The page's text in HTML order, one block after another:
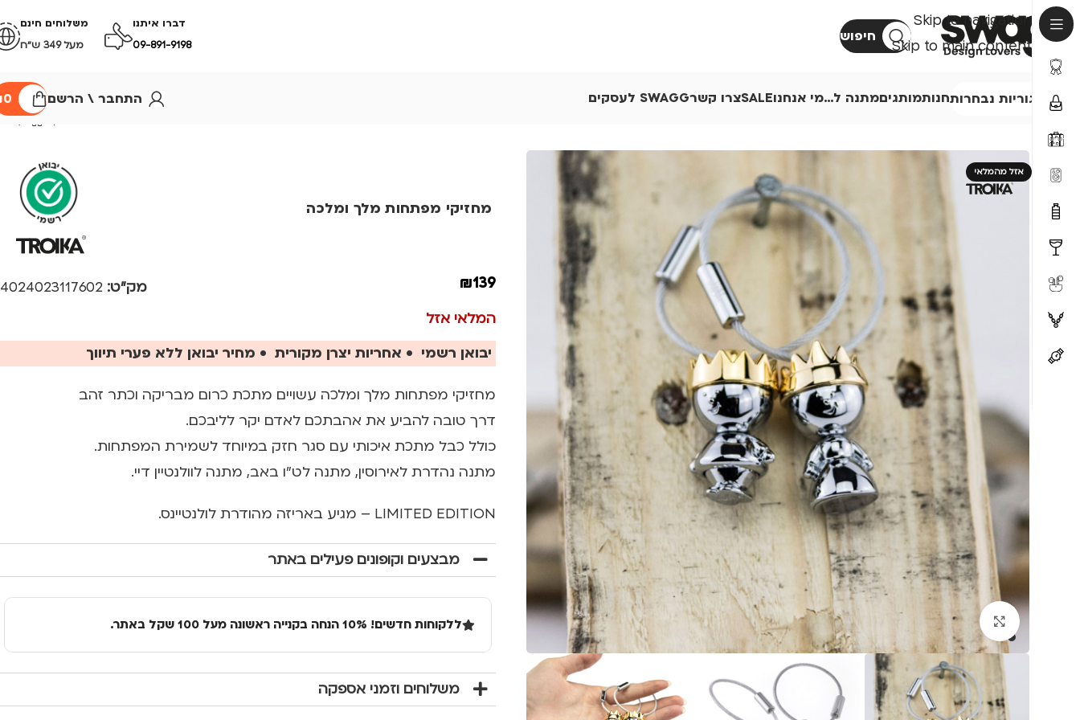
Skip to navigation
Skip to main content
חיפוש
דברו איתנו
09-891-9198
משלוחים חינם
מעל 349 ש״ח
קטגוריות נבחרותחנותמותגיםמתנה ל…מי אנחנוSALEצרו קשרSWAGG לעסקים התחבר \ הרשם 0
אזל מהמלאי
לחצו להגדלה
מחזיקי מפתחות מלך ומלכה
₪139 מק"ט: 4024023117602
המלאי אזל
יבואן רשמי • אחריות יצרן מקורית • מחיר יבואן ללא פערי תיווך
מחזיקי מפתחות מלך ומלכה עשויים מתכת כרום מבריקה וכתר זהב
דרך טובה להביע את אהבתכם לאדם יקר לליבכם.
כולל כבל מתכת איכותי עם סגר חזק במיוחד לשמירת המפתחות.
מתנה נהדרת לאירוסין, מתנה לט"ו באב, מתנה לוולנטיין דיי.
LIMITED EDITION – מגיע באריזה מהודרת לולנטיינס.
מבצעים וקופונים פעילים באתר
ללקוחות חדשים! 10% הנחה בקנייה ראשונה מעל 100 שקל באתר.
משלוחים וזמני אספקה